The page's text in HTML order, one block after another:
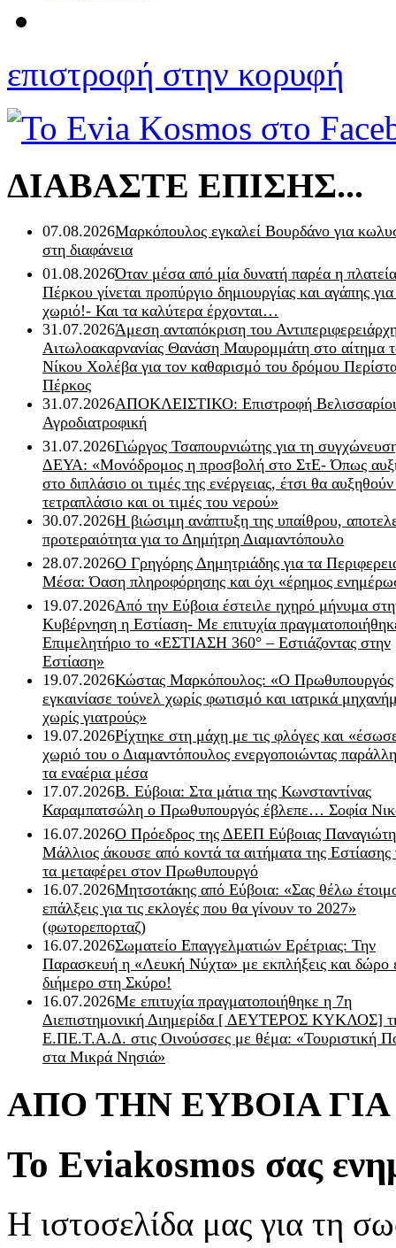
επιστροφή στην κορυφή
ΔΙΑΒΑΣΤΕ ΕΠΙΣΗΣ...
07.08.2026Μαρκόπουλος εγκαλεί Βουρδάνο για
στη διαφάνεια
01.08.2026Όταν μέσα από μία δυνατή παρέα η
Πέρκου γίνεται προπύργιο δημιουργίας και αγάπης
χωριό!- Και τα καλύτερα έρχονται…
31.07.2026Άμεση ανταπόκριση του
Αιτωλοακαρνανίας Θανάση Μαυρομμάτη στο αίτημα
Νίκου Χολέβα για τον καθαρισμό του δρόμου
Πέρκος
31.07.2026ΑΠΟΚΛΕΙΣΤΙΚΟ: Επιστροφή
Αγροδιατροφική
31.07.2026Γιώργος Τσαπουρνιώτης για τη
ΔΕΥΑ: «Μονόδρομος η προσβολή στο ΣτΕ- Όπως
στο διπλάσιο οι τιμές της ενέργειας, έτσι θα
τετραπλάσιο και οι τιμές του νερού»
30.07.2026Η βιώσιμη ανάπτυξη της υπαίθρου,
προτεραιότητα για το Δημήτρη Διαμαντόπουλο
28.07.2026Ο Γρηγόρης Δημητριάδης για τα
Μέσα: Όαση πληροφόρησης και όχι «έρημος
19.07.2026Από την Εύβοια έστειλε ηχηρό μήνυμα
Κυβέρνηση η Εστίαση- Με επιτυχία
Επιμελητήριο το «ΕΣΤΙΑΣΗ 360° – Εστιάζοντας στην
Εστίαση»
19.07.2026Κώστας Μαρκόπουλος: «Ο Πρωθυπουργός
εγκαινίασε τούνελ χωρίς φωτισμό και ιατρικά
χωρίς γιατρούς»
19.07.2026Ρίχτηκε στη μάχη με τις φλόγες και
χωριό του ο Διαμαντόπουλος ενεργοποιώντας
τα εναέρια μέσα
17.07.2026Β. Εύβοια: Στα μάτια της Κωνσταντίνας
Καραμπατσώλη ο Πρωθυπουργός έβλεπε… Σοφία
16.07.2026Ο Πρόεδρος της ΔΕΕΠ Εύβοιας
Μάλλιος άκουσε από κοντά τα αιτήματα της Εστίασης
τα μεταφέρει στον Πρωθυπουργό
16.07.2026Μητσοτάκης από Εύβοια: «Σας θέλω
επάλξεις για τις εκλογές που θα γίνουν το 2027»
(φωτορεπορταζ)
16.07.2026Σωματείο Επαγγελματιών Ερέτριας: Την
Παρασκευή η «Λευκή Νύχτα» με εκπλήξεις και δώρο
διήμερο στη Σκύρο!
16.07.2026Με επιτυχία πραγματοποιήθηκε η 7η
Διεπιστημονική Διημερίδα [ ΔEYΤΕΡΟΣ ΚΥΚΛΟΣ]
Ε.ΠΕ.Τ.Α.Δ. στις Οινούσσες με θέμα: «Τουριστική
στα Μικρά Νησιά»
ΑΠΟ ΤΗΝ ΕΥΒΟΙΑ
Το Eviakosmos σας
Η ιστοσελίδα μας για τη